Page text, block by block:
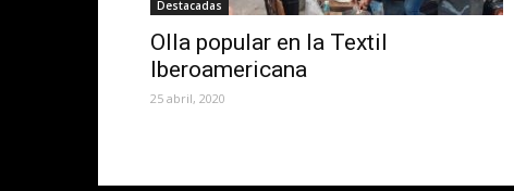
Destacadas
Olla popular en la Textil
Iberoamericana
25 abril, 2020